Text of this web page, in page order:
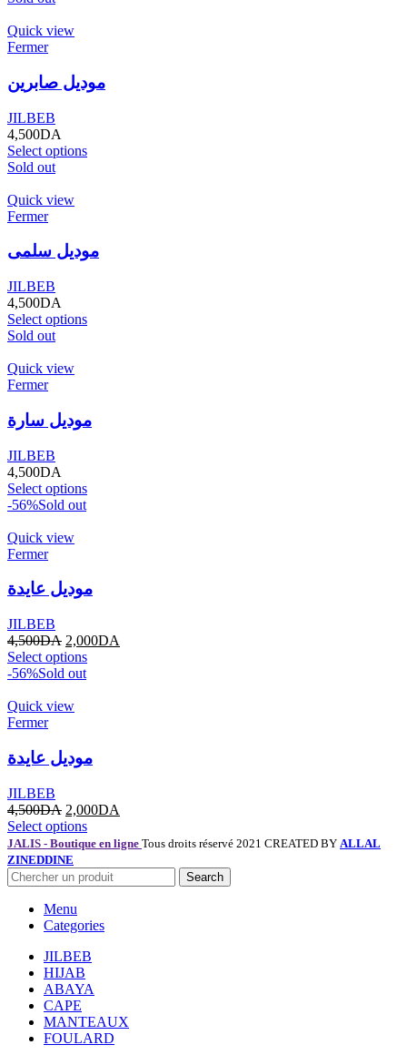
Quick view
Fermer
موديل صابرين
JILBEB
4,500DA
Select options
Sold out
Quick view
Fermer
موديل سلمى
JILBEB
4,500DA
Select options
Sold out
Quick view
Fermer
موديل سارة
JILBEB
4,500DA
Select options
-56%Sold out
Quick view
Fermer
موديل عايدة
JILBEB
4,500DA 2,000DA
Select options
-56%Sold out
Quick view
Fermer
موديل عايدة
JILBEB
4,500DA 2,000DA
Select options
JALIS - Boutique en ligne Tous droits réservé 2021 CREATED BY ALLAL
ZINEDDINE
Search
Menu
Categories
JILBEB
HIJAB
ABAYA
CAPE
MANTEAUX
FOULARD